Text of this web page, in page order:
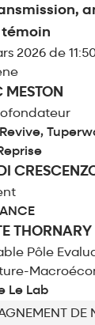
2026 de
MESTON
THORNARY
Pôle
Le Lab
DE